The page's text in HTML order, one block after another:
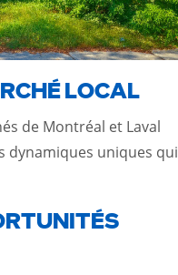
LOCAL
de Montréal et Laval
dynamiques uniques qui